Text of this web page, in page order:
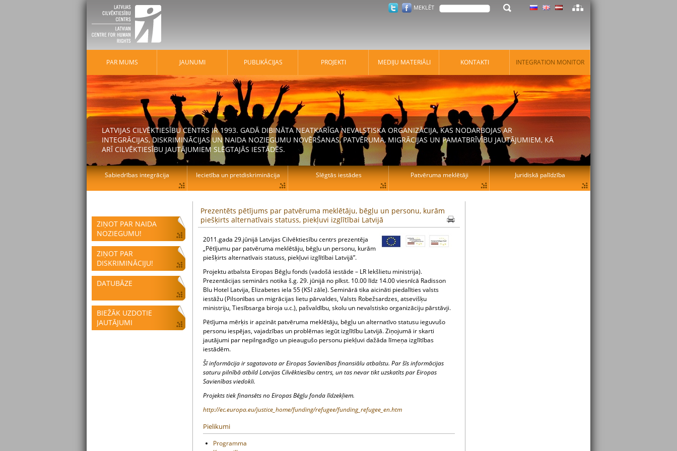
ZIŅOT PAR NAIDA
NOZIEGUMU!
ZIŅOT PAR
DISKRIMINĀCIJU!
DATUBĀZE
BIEŽĀK UZDOTIE
JAUTĀJUMI
Prezentēts pētījums par patvēruma meklētāju, bēgļu un personu, kurām
piešķirts alternatīvais statuss, piekļuvi izglītībai Latvijā
2011.gada 29.jūnijā Latvijas Cilvēktiesību centrs prezentēja
„Pētījumu par patvēruma meklētāju, bēgļu un personu, kurām
piešķirts alternatīvais statuss, piekļuvi izglītībai Latvijā”.
Projektu atbalsta Eiropas Bēgļu fonds (vadošā iestāde – LR Iekšlietu ministrija).
Prezentācijas seminārs notika š.g. 29. jūnijā no plkst. 10.00 līdz 14.00 viesnīcā Radisson
Blu Hotel Latvija, Elizabetes iela 55 (KSI zāle). Seminārā tika aicināti piedalīties valsts
iestāžu (Pilsonības un migrācijas lietu pārvaldes, Valsts Robežsardzes, atsevišķu
ministriju, Tiesībsarga biroja u.c.), pašvaldību, skolu un nevalstisko organizāciju pārstāvji.
Pētījuma mērķis ir apzināt patvēruma meklētāju, bēgļu un alternatīvo statusu ieguvušo
personu iespējas, vajadzības un problēmas iegūt izglītību Latvijā. Ziņojumā ir skarti
jautājumi par nepilngadīgo un pieaugušo personu piekļuvi dažāda līmeņa izglītības
iestādēm.
Šī informācija ir sagatavota ar Eiropas Savienības finansiālu atbalstu. Par šīs informācijas
saturu pilnībā atbild Latvijas Cilvēktiesību centrs, un tas nevar tikt uzskatīts par Eiropas
Savienības viedokli.
Projekts tiek finansēts no Eiropas Bēgļu fonda līdzekļiem.
http://ec.europa.eu/justice_home/funding/refugee/funding_refugee_en.htm
Pielikumi
Programma
MEKLĒT
PAR MUMS JAUNUMI PUBLIKĀCIJAS PROJEKTI MEDIJU MATERIĀLI KONTAKTI INTEGRATION MONITOR
LATVIJAS CILVĒKTIESĪBU CENTRS IR 1993. GADĀ DIBINĀTA NEATKARĪGA NEVALSTISKA ORGANIZĀCIJA, KAS NODARBOJAS AR
INTEGRĀCIJAS, DISKRIMINĀCIJAS UN NAIDA NOZIEGUMU NOVĒRŠANAS, PATVĒRUMA, MIGRĀCIJAS UN PAMATBRĪVĪBU JAUTĀJUMIEM, KĀ
ARĪ CILVĒKTIESĪBU JAUTĀJUMIEM SLĒGTAJĀS IESTĀDĒS.
Sabiedrības integrācija Iecietība un pretdiskriminācija Slēgtās iestādes Patvēruma meklētāji Juridiskā palīdzība